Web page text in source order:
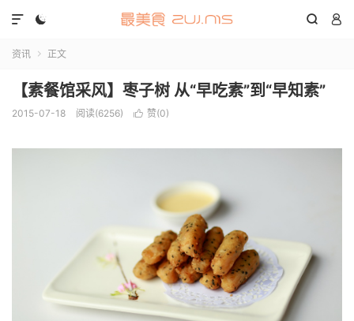
  

资讯  正文
【素餐馆采风】枣子树 从“早吃素”到“早知素”
2015-07-18 阅读(6256)  赞(0)